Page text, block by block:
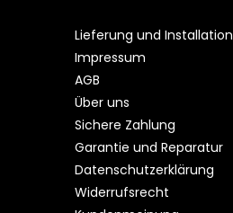
Lieferung und Installation
Impressum
AGB
Über uns
Sichere Zahlung
Garantie und Reparatur
Datenschutzerklärung
Widerrufsrecht